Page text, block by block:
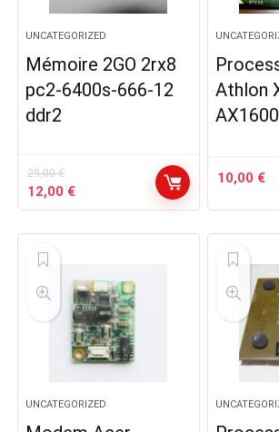
UNCATEGORIZED
Mémoire 2GO 2rx8
pc2-6400s-666-12
ddr2
29,00€
Le
prix
29,00 €.
12,00 €Le
prix
Athlon
10,00 €
UNCATEGORIZED